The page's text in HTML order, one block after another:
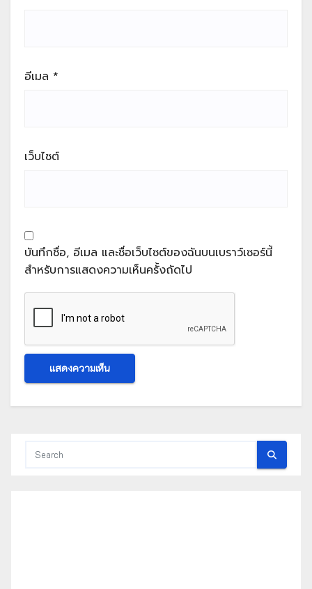
อีเมล *
เว็บไซต์
บันทึกชื่อ, อีเมล และชื่อเว็บไซต์ของฉันบนเบราว์เซอร์นี้
สำหรับการแสดงความเห็นครั้งถัดไป